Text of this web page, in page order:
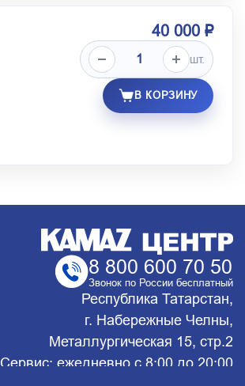
40 000 ₽
шт.
В КОРЗИНУ
8 800 600 70 50
Звонок по России бесплатный
Республика Татарстан,
г. Набережные Челны,
Металлургическая 15, стр.2
Сервис: ежедневно с 8:00 до 20:00